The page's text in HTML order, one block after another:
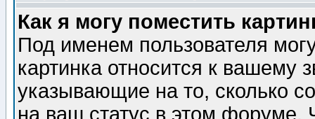
Как я могу поместить
Под именем пользователя
картинка относится к вашему
указывающие на то, сколько
на ваш статус в этом форуме.